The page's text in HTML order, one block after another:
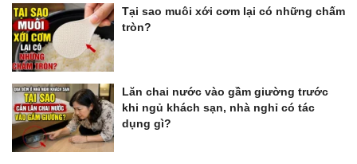
Tại sao muôi xới cơm lại có những chấm
tròn?
Lăn chai nước vào gầm giường trước
khi ngủ khách sạn, nhà nghỉ có tác
dụng gì?